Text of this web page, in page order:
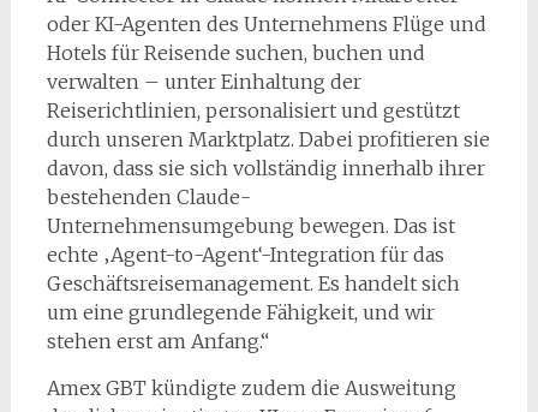
oder KI-Agenten des Unternehmens Flüge und
Hotels für Reisende suchen, buchen und
verwalten – unter Einhaltung der
Reiserichtlinien, personalisiert und gestützt
durch unseren Marktplatz. Dabei profitieren sie
davon, dass sie sich vollständig innerhalb ihrer
bestehenden Claude-
Unternehmensumgebung bewegen. Das ist
echte ‚Agent-to-Agent‘-Integration für das
Geschäftsreisemanagement. Es handelt sich
um eine grundlegende Fähigkeit, und wir
stehen erst am Anfang.“
Amex GBT kündigte zudem die Ausweitung